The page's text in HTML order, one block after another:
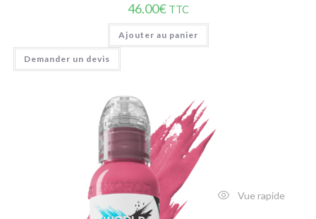
46.00€ TTC
Ajouter au panier
Demander un devis
Vue rapide